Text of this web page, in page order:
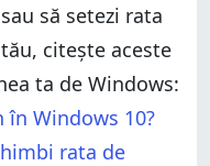
să setezi rata
citește aceste
ta de Windows:
în Windows 10?
rata de